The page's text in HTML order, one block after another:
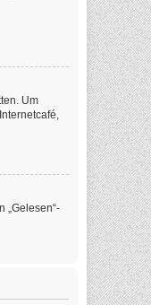
Um
„Gelesen“-